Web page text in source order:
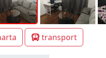
transport